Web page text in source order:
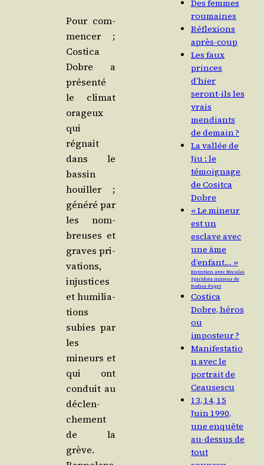
Pour com­
men­cer ;
Cos­ti­ca
Dobre a
pré­sen­té
le cli­mat
ora­geux
qui
régnait
dans le
bas­sin
houiller ;
géné­ré par
les nom­
breuses et
graves pri­
va­tions,
injus­tices
et humi­lia­
tions
subies par
les
mineurs et
qui ont
conduit au
déclen­
che­ment
de la
grève.
Des femmes
roumaines
Réflexions
après-coup
Les faux
princes
d’hier
seront-ils les
vrais
mendiants
de demain ?
La vallée de
Jiu : le
témoignage
de Cositca
Dobre
« Le mineur
est un
esclave avec
une âme
d’enfant… »
Entretien avec Neculai
Spiridota mineur de
Rodna-Faget
Costica
Dobre, héros
ou
imposteur ?
Manifestatio
n avec le
portrait de
Ceausescu
13, 14, 15
Juin 1990,
une enquête
au-dessus de
tout